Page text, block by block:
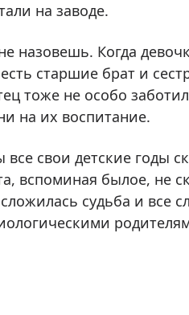
на заводе.
назовешь. Когда
старшие брат и
тоже не особо
на их воспитание.
свои детские годы
вспоминая былое, не
судьба и все